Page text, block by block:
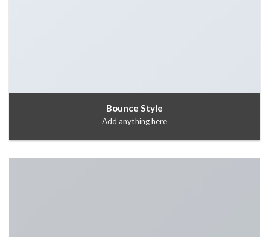
Bounce Style
Add anything here